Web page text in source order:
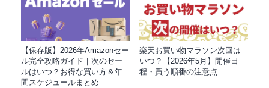
【保存版】2026年Amazonセー
ル完全攻略ガイド｜次のセー
ルはいつ？お得な買い方＆年
間スケジュールまとめ
楽天お買い物マラソン次回は
いつ？【2026年5月】開催日
程・買う順番の注意点